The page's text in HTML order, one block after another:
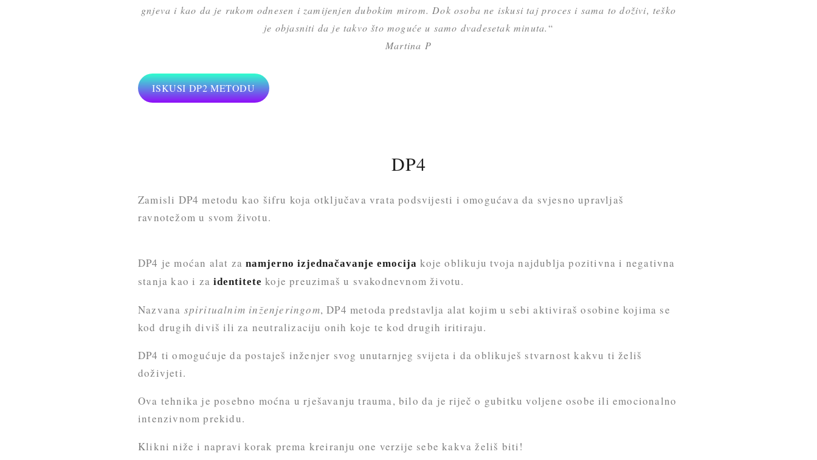
gnjeva i kao da je rukom odnesen i zamijenjen dubokim mirom. Dok osoba ne iskusi taj proces i sama to doživi, teško
je objasniti da je takvo što moguće u samo dvadesetak minuta.“
Martina P
ISKUSI DP2 METODU
DP4
Zamisli DP4 metodu kao šifru koja otključava vrata podsvijesti i omogućava da svjesno upravljaš
ravnotežom u svom životu.
DP4 je moćan alat zanamjerno izjednačavanje emocija koje oblikuju tvoja najdublja pozitivna i negativna
stanja kao i zaidentitetekoje preuzimaš u svakodnevnom životu.
Nazvana spiritualnim inženjeringom, DP4 metoda predstavlja alat kojim u sebi aktiviraš osobine kojima se
kod drugih diviš ili za neutralizaciju onih koje te kod drugih iritiraju.
DP4 ti omogućuje da postaješ inženjer svog unutarnjeg svijeta i da oblikuješ stvarnost kakvu ti želiš
doživjeti.
Ova tehnika je posebno moćna u rješavanju trauma, bilo da je riječ o gubitku voljene osobe ili emocionalno
intenzivnom prekidu.
Klikni niže i napravi korak prema kreiranju one verzije sebe kakva želiš biti!